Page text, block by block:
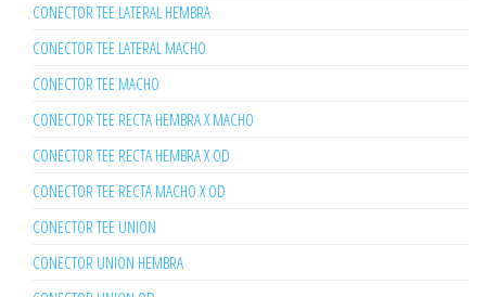
CONECTOR TEE LATERAL HEMBRA
CONECTOR TEE LATERAL MACHO
CONECTOR TEE MACHO
CONECTOR TEE RECTA HEMBRA X MACHO
CONECTOR TEE RECTA HEMBRA X OD
CONECTOR TEE RECTA MACHO X OD
CONECTOR TEE UNION
CONECTOR UNION HEMBRA